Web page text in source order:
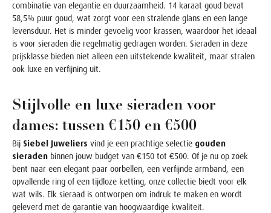
combinatie van elegantie en duurzaamheid. 14 karaat goud bevat
58,5% puur goud, wat zorgt voor een stralende glans en een lange
levensduur. Het is minder gevoelig voor krassen, waardoor het ideaal
is voor sieraden die regelmatig gedragen worden. Sieraden in deze
prijsklasse bieden niet alleen een uitstekende kwaliteit, maar stralen
ook luxe en verfijning uit.
Stijlvolle en luxe sieraden voor
dames: tussen €150 en €500
Bij Siebel Juweliers vind je een prachtige selectie gouden
sieraden binnen jouw budget van €150 tot €500. Of je nu op zoek
bent naar een elegant paar oorbellen, een verfijnde armband, een
opvallende ring of een tijdloze ketting, onze collectie biedt voor elk
wat wils. Elk sieraad is ontworpen om indruk te maken en wordt
geleverd met de garantie van hoogwaardige kwaliteit.